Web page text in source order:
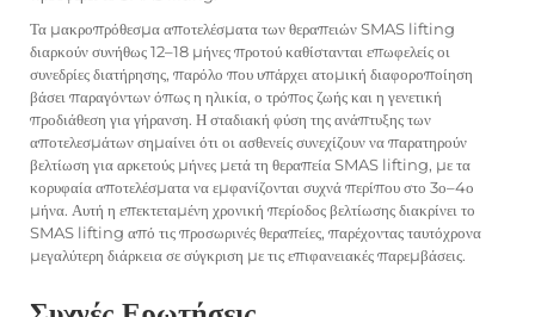
Τα μακροπρόθεσμα αποτελέσματα των θεραπειών SMAS lifting
διαρκούν συνήθως 12–18 μήνες προτού καθίστανται επωφελείς οι
συνεδρίες διατήρησης, παρόλο που υπάρχει ατομική διαφοροποίηση
βάσει παραγόντων όπως η ηλικία, ο τρόπος ζωής και η γενετική
προδιάθεση για γήρανση. Η σταδιακή φύση της ανάπτυξης των
αποτελεσμάτων σημαίνει ότι οι ασθενείς συνεχίζουν να παρατηρούν
βελτίωση για αρκετούς μήνες μετά τη θεραπεία SMAS lifting, με τα
κορυφαία αποτελέσματα να εμφανίζονται συχνά περίπου στο 3ο–4ο
μήνα. Αυτή η επεκτεταμένη χρονική περίοδος βελτίωσης διακρίνει το
SMAS lifting από τις προσωρινές θεραπείες, παρέχοντας ταυτόχρονα
μεγαλύτερη διάρκεια σε σύγκριση με τις επιφανειακές παρεμβάσεις.